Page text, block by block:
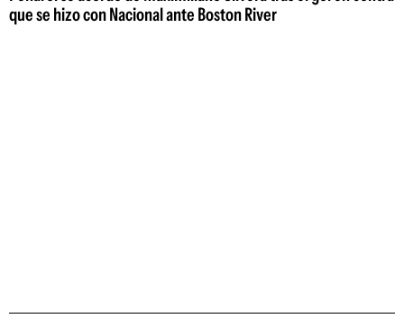
que se hizo con Nacional ante Boston River